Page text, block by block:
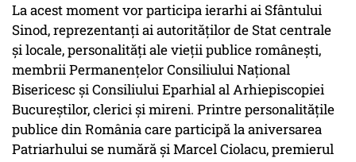
La acest moment vor participa ierarhi ai Sfântului
Sinod, reprezentanți ai autorităților de Stat centrale
și locale, personalități ale vieții publice românești,
membrii Permanențelor Consiliului Național
Bisericesc și Consiliului Eparhial al Arhiepiscopiei
Bucureștilor, clerici și mireni. Printre personalitățile
publice din România care participă la aniversarea
Patriarhului se numără și Marcel Ciolacu, premierul